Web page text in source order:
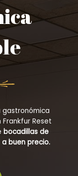
gastronómica
Reset
bocadillas de
buen precio.